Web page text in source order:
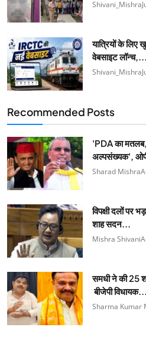
Shivani_Mishra
यात्रियों के लिए
वेबसाइट लॉन्च,...
Shivani_Mishra
Recommended Posts
'PDA का मतलब,
अल्पसंख्यक',
Sharad Mishra
विपक्षी दलों पर
शाह सदन...
Mishra Shivani
समधी ने की 25
बीजेपी विधायक...
Sharma Kumar